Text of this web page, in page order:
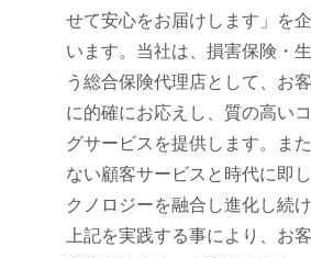
せて安心をお届けします」を
います。当社は、損害保険・
う総合保険代理店として、お
に的確にお応えし、質の高い
グサービスを提供します。ま
ない顧客サービスと時代に即
クノロジーを融合し進化し続け
上記を実践する事により、お